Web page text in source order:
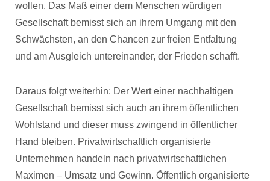
wollen. Das Maß einer dem Menschen würdigen
Gesellschaft bemisst sich an ihrem Umgang mit den
Schwächsten, an den Chancen zur freien Entfaltung
und am Ausgleich untereinander, der Frieden schafft.
Daraus folgt weiterhin: Der Wert einer nachhaltigen
Gesellschaft bemisst sich auch an ihrem öffentlichen
Wohlstand und dieser muss zwingend in öffentlicher
Hand bleiben. Privatwirtschaftlich organisierte
Unternehmen handeln nach privatwirtschaftlichen
Maximen – Umsatz und Gewinn. Öffentlich organisierte